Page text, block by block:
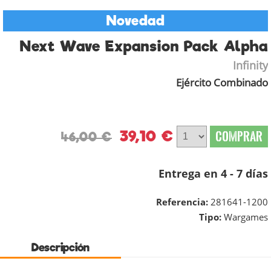
Novedad
Next Wave Expansion Pack Alpha
Infinity
Ejército Combinado
46,00 € 39,10 € COMPRAR
Entrega en 4 - 7 días
Referencia: 281641-1200
Tipo: Wargames
Descripción